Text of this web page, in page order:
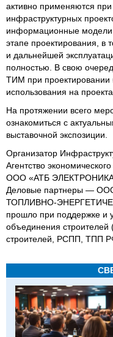
активно применяются
инфраструктурных
информационные модели
этапе проектирования, в
и дальнейшей
полностью. В свою
ТИМ при проектировании
использования на
На протяжении всего
ознакомиться с
выставочной экспозиции.
Организатор
Агентство
ООО «АТБ
Деловые партнеры —
ТОПЛИВНО-
прошло при поддержке и
объединения
строителей, РСПП, ТПП